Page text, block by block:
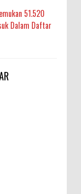
51.520
Dalam Daftar